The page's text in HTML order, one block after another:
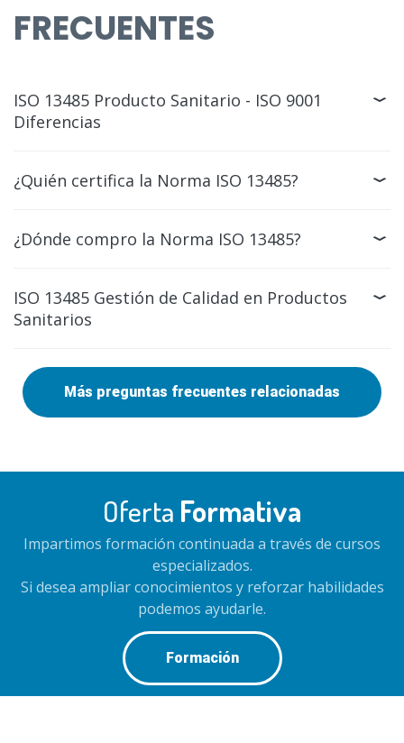
FRECUENTES
ISO 13485 Producto Sanitario - ISO 9001
Diferencias
¿Quién certifica la Norma ISO 13485?
¿Dónde compro la Norma ISO 13485?
ISO 13485 Gestión de Calidad en Productos
Sanitarios
Más preguntas frecuentes relacionadas
Oferta Formativa
Impartimos formación continuada a través de cursos
especializados.
Si desea ampliar conocimientos y reforzar habilidades
podemos ayudarle.
Formación